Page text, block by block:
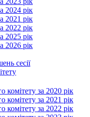
2024 рік
2021 рік
2022 рік
2025 рік
2026 рік
сесії
комітету за 2020 рік
комітету за 2021 рік
комітету за 2022 рік